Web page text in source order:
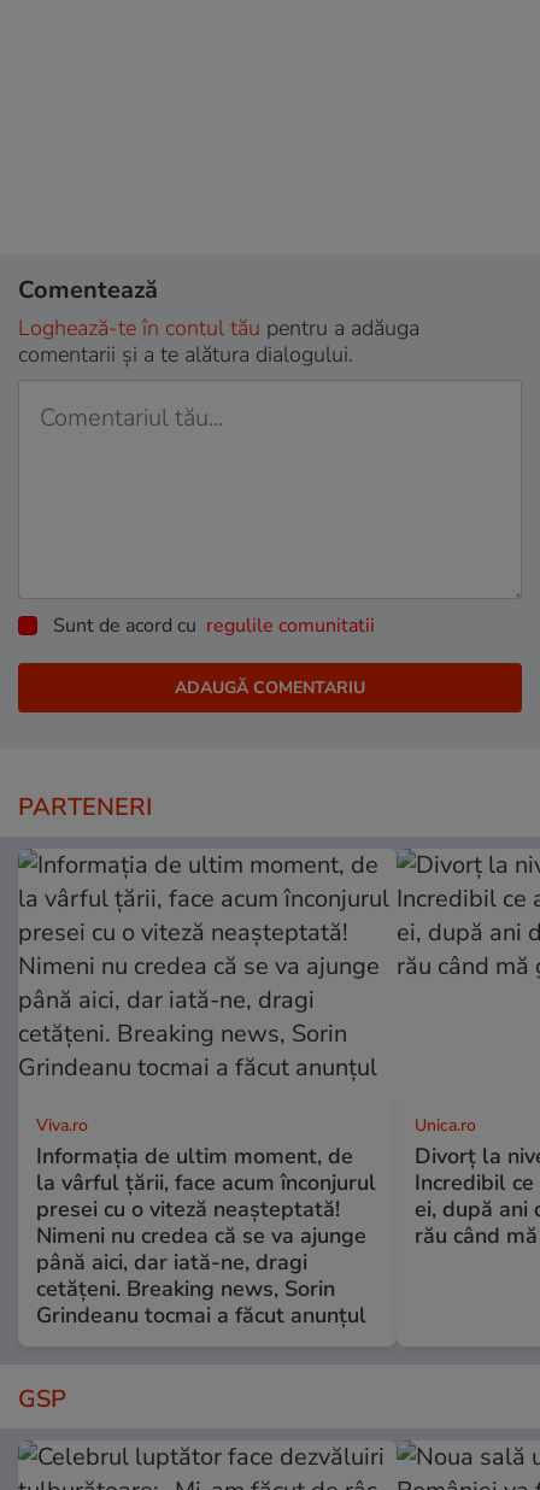
Comentează
Loghează-te în contul tău pentru a adăuga
comentarii și a te alătura dialogului.
Sunt de acord cu regulile comunitatii
PARTENERI
Viva.ro
Informația de ultim moment, de
la vârful țării, face acum înconjurul
presei cu o viteză neașteptată!
Nimeni nu credea că se va ajunge
până aici, dar iată-ne, dragi
cetățeni. Breaking news, Sorin
Grindeanu tocmai a făcut anunțul
Unica.ro
Divorț la
Incredibil
ei, după ani
rău când
GSP